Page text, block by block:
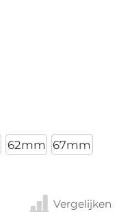
62mm 67mm
Vergelijken